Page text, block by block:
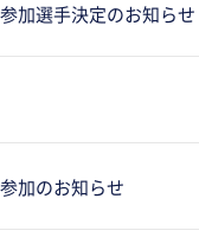
加選手決定のお知らせ
加のお知らせ